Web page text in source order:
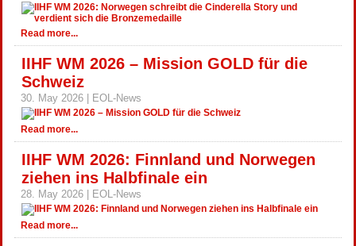
Read more...
IIHF WM 2026 – Mission GOLD für die
Schweiz
30. May 2026 | EOL-News
Read more...
IIHF WM 2026: Finnland und Norwegen
ziehen ins Halbfinale ein
28. May 2026 | EOL-News
Read more...